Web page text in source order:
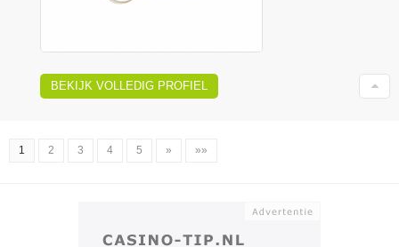
BEKIJK VOLLEDIG PROFIEL
1 2 3 4 5 » »»